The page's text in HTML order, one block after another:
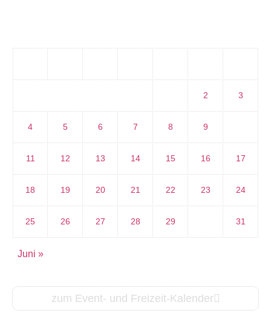
2 3
4 5 6 7 8 9
11 12 13 14 15 16 17
18 19 20 21 22 23 24
25 26 27 28 29 31
Juni »
zum Event- und Freizeit-Kalender